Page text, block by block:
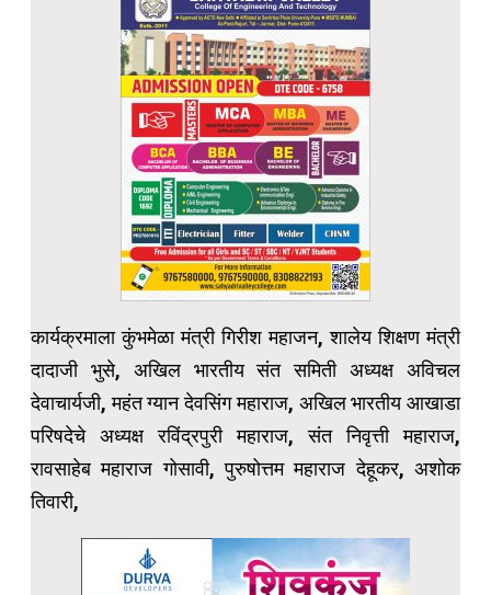
कार्यक्रमाला कुंभमेळा मंत्री गिरीश महाजन, शालेय शिक्षण मंत्री
दादाजी भुसे, अखिल भारतीय संत समिती अध्यक्ष अविचल
देवाचार्यजी, महंत ग्यान देवसिंग महाराज, अखिल भारतीय आखाडा
परिषदेचे अध्यक्ष रविंद्रपुरी महाराज, संत निवृत्ती महाराज,
रावसाहेब महाराज गोसावी, पुरुषोत्तम महाराज देहूकर, अशोक
तिवारी,